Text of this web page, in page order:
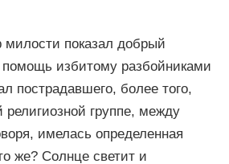
показал добрый
помощь избитому разбойниками
пострадавшего, более того,
религиозной группе, между
имелась определенная
же? Солнце светит и